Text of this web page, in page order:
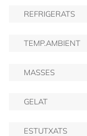
REFRIGERATS
TEMP.AMBIENT
MASSES
GELAT
ESTUTXATS